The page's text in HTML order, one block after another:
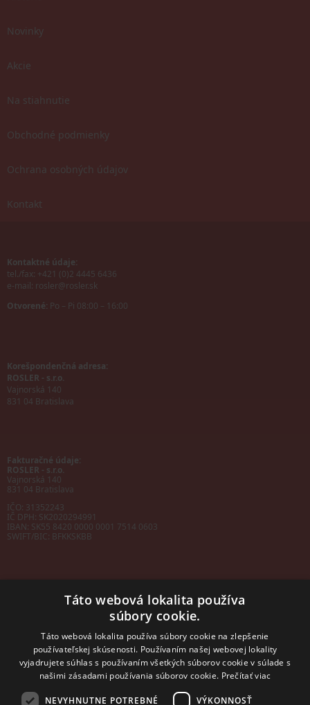
Novinky
Akcie
Na stiahnutie
Obchodné podmienky
Ochrana osobných údajov
Kontakt
Kontaktné údaje:
tel./fax: +421 (0)2 4445 6436
e-mail: rosler@rosler.sk
Otvorené: Po – Pi 08:00 – 16:00
Korešpondenčná adresa:
ROSLER - s.r.o.
Vajnorská 140
831 04 Bratislava
Fakturačné údaje:
ROSLER - s.r.o.
Vajnorská 140
831 04 Bratislava
IČO: 31352243
IČ DPH: SK2020294991
IBAN: SK55 8420 0000 0001 7514 0603
SWIFT/BIC: BFKKSKBB
sales@rosler.sk
Regionálni zástupcovia
Západ a stred:
+421 903 728 402
Táto webová lokalita používa
súbory cookie.
Táto webová lokalita používa súbory cookie na zlepšenie
používateľskej skúsenosti. Používaním našej webovej lokality
vyjadrujete súhlas s používaním všetkých súborov cookie v súlade s
našimi zásadami používania súborov cookie. Prečítať viac
NEVYHNUTNE POTREBNÉ VÝKONNOSŤ